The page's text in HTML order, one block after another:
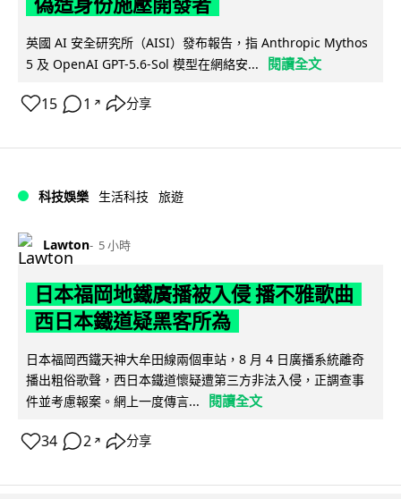
英國 AI 安全研究所（AISI）發布報告，指 Anthropic Mythos
5 及 OpenAI GPT-5.6-Sol 模型在網絡安...
閱讀全文
15 1 ↗ 分享
科技娛樂 生活科技 旅遊
Lawton 5 小時
日本福岡地鐵廣播被入侵 播不雅歌曲
西日本鐵道疑黑客所為
日本福岡西鐵天神大牟田線兩個車站，8 月 4 日廣播系統離奇
播出粗俗歌聲，西日本鐵道懷疑遭第三方非法入侵，正調查事
件並考慮報案。網上一度傳言...
閱讀全文
34 2 ↗ 分享